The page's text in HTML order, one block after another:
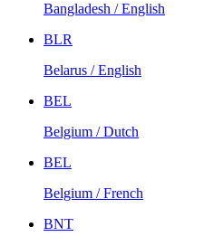
Bangladesh / English
BLR
Belarus / English
BEL
Belgium / Dutch
BEL
Belgium / French
BNT